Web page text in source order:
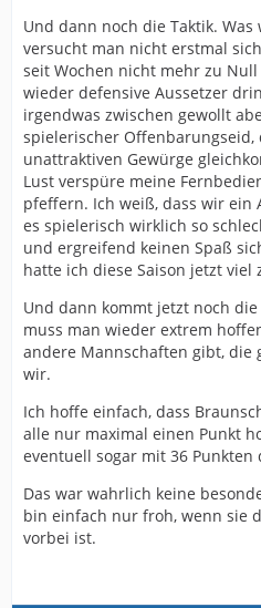
Und dann noch die Taktik.
versucht man nicht erstmal
seit Wochen nicht mehr zu
wieder defensive Aussetzer
irgendwas zwischen gewollt
spielerischer
unattraktiven Gewürge
Lust verspüre meine
pfeffern. Ich weiß, dass wir ein
es spielerisch wirklich so
und ergreifend keinen Spaß
hatte ich diese Saison jetzt viel
Und dann kommt jetzt noch die
muss man wieder extrem
andere Mannschaften gibt, die
wir.
Ich hoffe einfach, dass
alle nur maximal einen Punkt
eventuell sogar mit 36 Punkten
Das war wahrlich keine
bin einfach nur froh, wenn sie
vorbei ist.